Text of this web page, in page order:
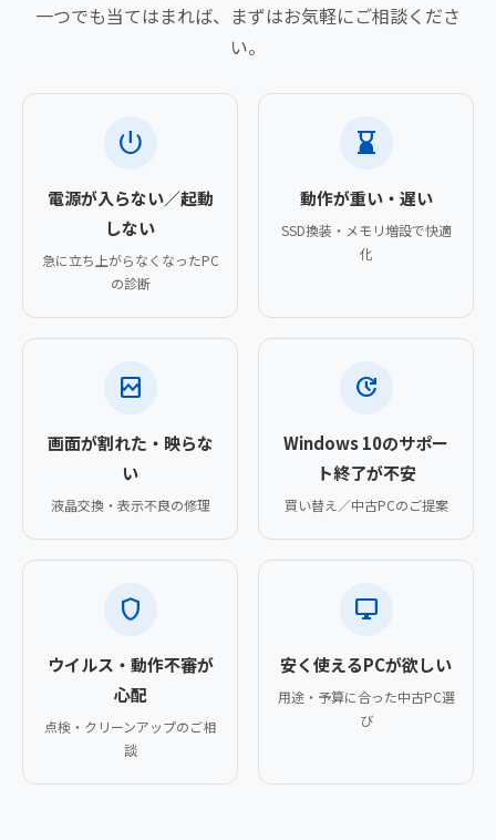
一つでも当てはまれば、まずはお気軽にご相談くださ
い。
power_settings_new
電源が入らない／起動
しない
急に立ち上がらなくなったPC
の診断
hourglass_bottom
動作が重い・遅い
SSD換装・メモリ増設で快適
化
broken_image
画面が割れた・映らな
い
液晶交換・表示不良の修理
update
Windows 10のサポー
ト終了が不安
買い替え／中古PCのご提案
shield
ウイルス・動作不審が
心配
点検・クリーンアップのご相
談
desktop_windows
安く使えるPCが欲しい
用途・予算に合った中古PC選
び